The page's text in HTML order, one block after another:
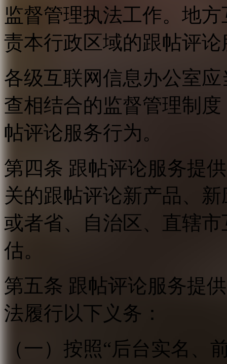
监督管理执法工作。地
责本行政区域的跟帖评
各级互联网信息办公室
查相结合的监督管理制
帖评论服务行为。
第四条 跟帖评论服务提
关的跟帖评论新产品、
或者省、自治区、直辖
估。
第五条 跟帖评论服务提
法履行以下义务：
（一）按照“后台实名、